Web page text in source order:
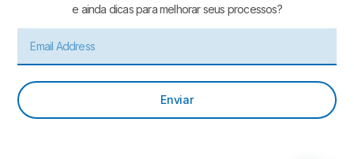
e ainda dicas para melhorar seus processos?
Enviar